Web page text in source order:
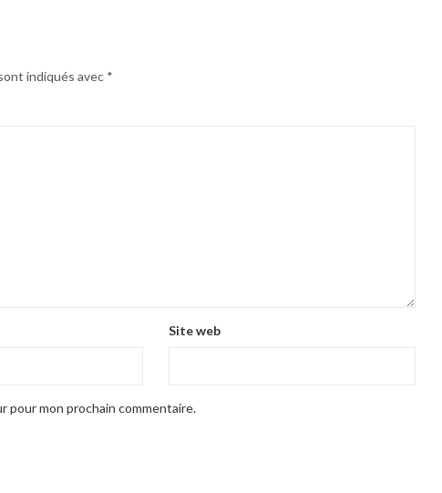
indiqués avec *
Site web
pour mon prochain commentaire.